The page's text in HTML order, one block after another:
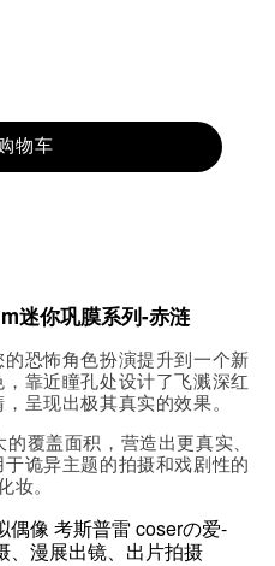
物车
迷你巩膜系列-赤涟
恐怖角色扮演提升到一个新
靠近瞳孔处设计了飞溅深红
呈现出极其真实的效果。
覆盖面积，营造出更真实、
诡异主题的拍摄和戏剧性的
妆。
偶像 考斯普雷coserの爱-
、漫展出镜、出片拍摄